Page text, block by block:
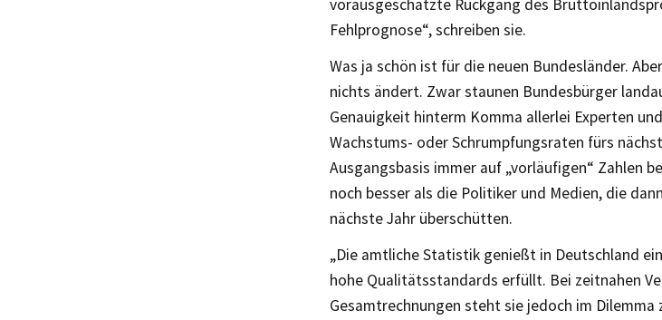
vorausgeschätzte Rückgang des
Fehlprognose“, schreiben sie.
Was ja schön ist für die neuen Bundesländer.
nichts ändert. Zwar staunen Bundesbürger
Genauigkeit hinterm Komma allerlei Experten
Wachstums- oder Schrumpfungsraten fürs
Ausgangsbasis immer auf „vorläufigen“ Zahlen
noch besser als die Politiker und Medien, die
nächste Jahr überschütten.
„Die amtliche Statistik genießt in Deutschland
hohe Qualitätsstandards erfüllt. Bei zeitnahen
Gesamtrechnungen steht sie jedoch im